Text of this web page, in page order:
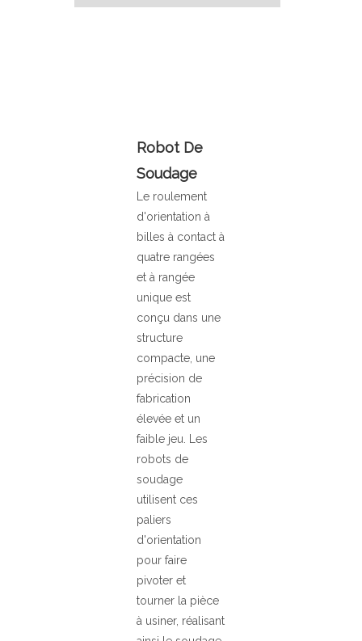
Robot De
Soudage
Le roulement
d'orientation à
billes à contact à
quatre rangées
et à rangée
unique est
conçu dans une
structure
compacte, une
précision de
fabrication
élevée et un
faible jeu. Les
robots de
soudage
utilisent ces
paliers
d'orientation
pour faire
pivoter et
tourner la pièce
à usiner, réalisant